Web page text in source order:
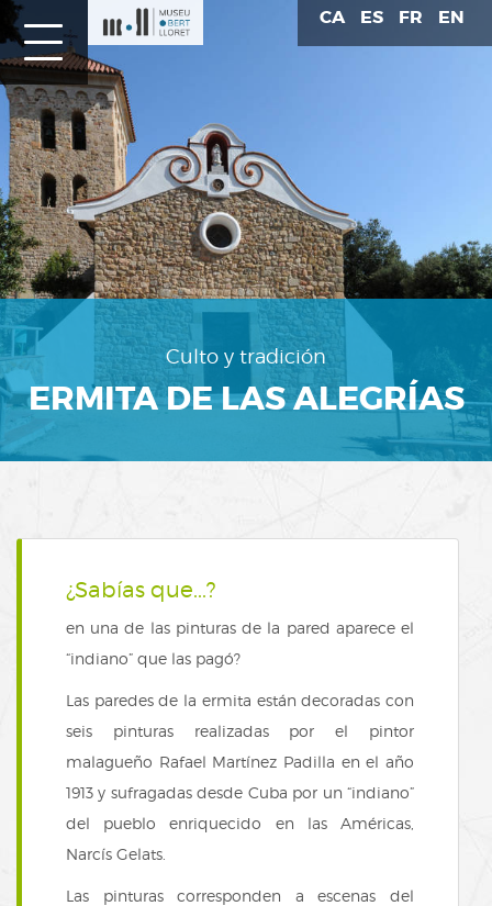
CA ES FR EN
Patrimoni
Lloret
Mar
Culto y tradición
ERMITA DE LAS ALEGRÍAS
¿Sabías que...?
en una de las pinturas de la pared aparece el
“indiano” que las pagó?
Las paredes de la ermita están decoradas con
seis pinturas realizadas por el pintor
malagueño Rafael Martínez Padilla en el año
1913 y sufragadas desde Cuba por un “indiano”
del pueblo enriquecido en las Américas,
Narcís Gelats.
Las pinturas corresponden a escenas del